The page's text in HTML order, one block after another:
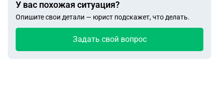
У вас похожая ситуация?
Опишите свои детали — юрист подскажет, что делать.
Задать свой вопрос